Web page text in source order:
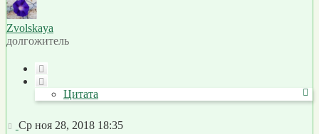
началу
Zvolskaya
долгожитель
Цитата
Сообщение
Ср ноя 28, 2018 18:35